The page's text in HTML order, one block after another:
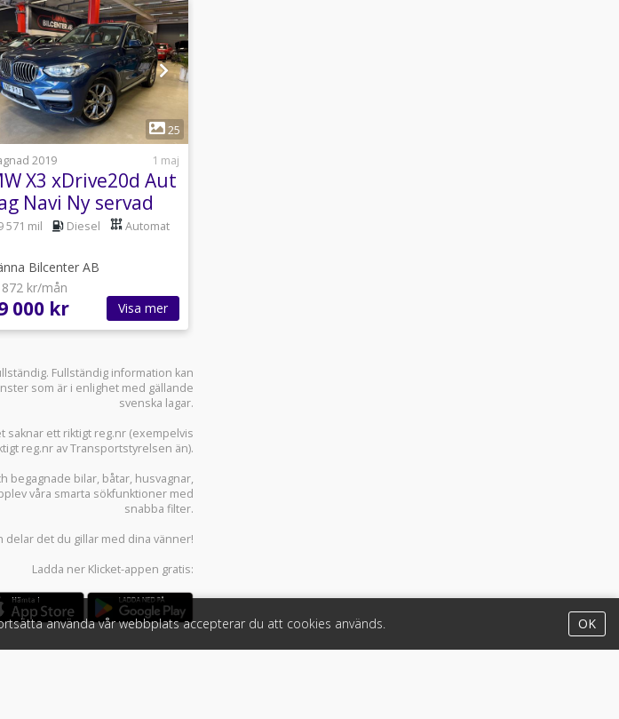
1
25
2019
1 maj
X3 xDrive20d Aut
Navi Ny servad
Euro 6 MOMS
571 mil Diesel Automat
Bilcenter AB
kr/mån
000 kr Visa mer
Fullständig information kan
som är i enlighet med gällande
svenska lagar.
saknar ett riktigt reg.nr (exempelvis
reg.nr av Transportstyrelsen än).
begagnade bilar, båtar, husvagnar,
våra smarta sökfunktioner med
snabba filter.
delar det du gillar med dina vänner!
Ladda ner Klicket-appen gratis:
använda vår webbplats accepterar du att cookies används. OK